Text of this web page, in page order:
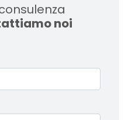
noi